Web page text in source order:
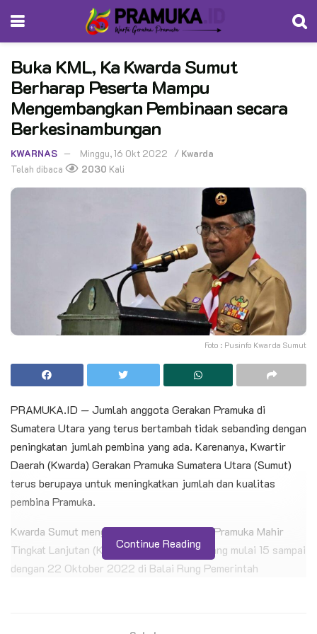
Buka KML, Ka Kwarda Sumut
Berharap Peserta Mampu
Mengembangkan Pembinaan secara
Berkesinambungan
KWARNAS Minggu, 16 Okt 2022 / Kwarda
Telah dibaca
2030 Kali
Foto : Pusinfo Kwarda Sumut
PRAMUKA.ID — Jumlah anggota Gerakan Pramuka di
Sumatera Utara yang terus bertambah tidak sebanding dengan
peningkatan jumlah pembina yang ada. Karenanya, Kwartir
Daerah (Kwarda) Gerakan Pramuka Sumatera Utara (Sumut)
terus berupaya untuk meningkatkan jumlah dan kualitas
pembina Pramuka.
Kwarda Sumut menggelar Kursus Pembina Pramuka Mahir
Tingkat Lanjutan (KML) golongan Penggalang mulai 15 sampai
dengan 22 Oktober 2022 di Balai Rung Pemerintah
Continue Reading